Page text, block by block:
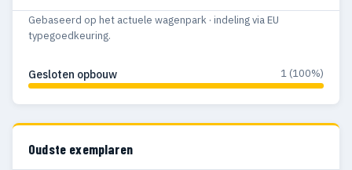
Gebaseerd op het actuele wagenpark · indeling via EU
typegoedkeuring.
Gesloten opbouw 1 (100%)
Oudste exemplaren